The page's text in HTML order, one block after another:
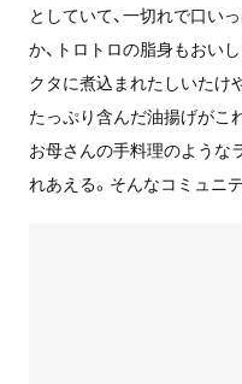
としていて、一切れで口い
か、トロトロの脂身もおい
クタに煮込まれたしいたけ
たっぷり含んだ油揚げがこ
お母さんの手料理のような
れあえる。そんなコミュニ